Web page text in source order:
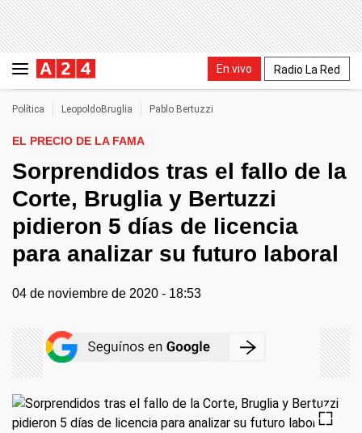
En vivo Radio La Red
Política LeopoldoBruglia Pablo Bertuzzi
EL PRECIO DE LA FAMA
Sorprendidos tras el fallo de la
Corte, Bruglia y Bertuzzi
pidieron 5 días de licencia
para analizar su futuro laboral
04 de noviembre de 2020 - 18:53